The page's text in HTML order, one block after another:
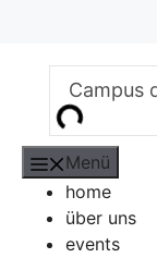
springen
Menü
home
über uns
events